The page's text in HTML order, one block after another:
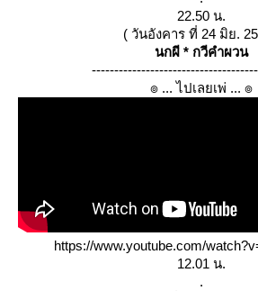
22.50 น.
( วันอังคาร ที่ 24 มิย.
นกผี * กวีคำผวน
๏ ... ไปเลยเพ่ ... ๏
https://www.youtube.com/
12.01 น.
.